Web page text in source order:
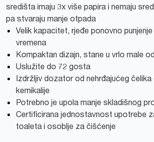
središta imaju 3x više papira i nemaju
pa stvaraju manje otpada
Velik kapacitet, rjeđe ponovno
vremena
Kompaktan dizajn, stane u vrlo male
Uslužite do 72 gosta
Izdržljiv dozator od nehrđajućeg
kemikalije
Potrebno je upola manje skladišnog
Certificirana jednostavnost upotrebe
toaleta i osoblje za čišćenje